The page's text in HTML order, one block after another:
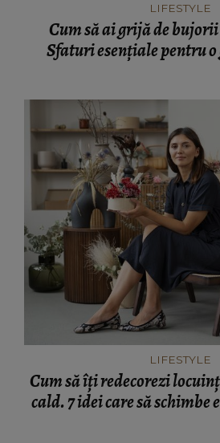
LIFESTYLE
Cum să ai grijă de
Sfaturi esențiale pentru
LIFESTYLE
Cum să îți redecorezi
cald. 7 idei care să schimbe